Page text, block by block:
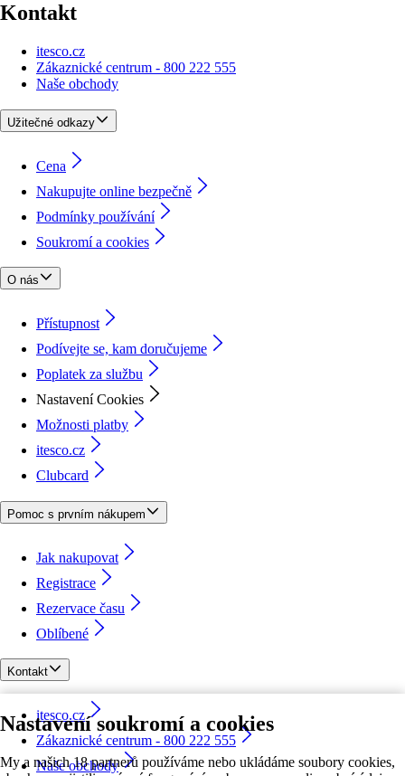
Nastavení soukromí a cookies
My a našich 18 partnerů používáme nebo ukládáme soubory cookies,
Kontakt
itesco.cz
Zákaznické centrum - 800 222 555
Naše obchody
Užitečné odkazy
Cena
Nakupujte online bezpečně
Podmínky používání
Soukromí a cookies
O nás
Přístupnost
Podívejte se, kam doručujeme
Poplatek za službu
Nastavení Cookies
Možnosti platby
itesco.cz
Clubcard
Pomoc s prvním nákupem
Jak nakupovat
Registrace
Rezervace času
Oblíbené
Kontakt
itesco.cz
Zákaznické centrum - 800 222 555
Naše obchody